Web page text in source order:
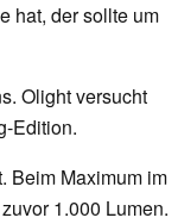
hat, der sollte um
Olight versucht
Edition.
Beim Maximum im
1.000 Lumen.